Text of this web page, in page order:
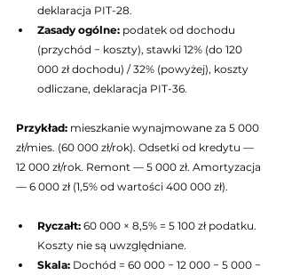
deklaracja PIT-28.
Zasady ogólne: podatek od dochodu
(przychód − koszty), stawki 12% (do 120
000 zł dochodu) / 32% (powyżej), koszty
odliczane, deklaracja PIT-36.
Przykład: mieszkanie wynajmowane za 5 000
zł/mies. (60 000 zł/rok). Odsetki od kredytu —
12 000 zł/rok. Remont — 5 000 zł. Amortyzacja
— 6 000 zł (1,5% od wartości 400 000 zł).
Ryczałt: 60 000 × 8,5% = 5 100 zł podatku.
Koszty nie są uwzględniane.
Skala: Dochód = 60 000 − 12 000 − 5 000 −